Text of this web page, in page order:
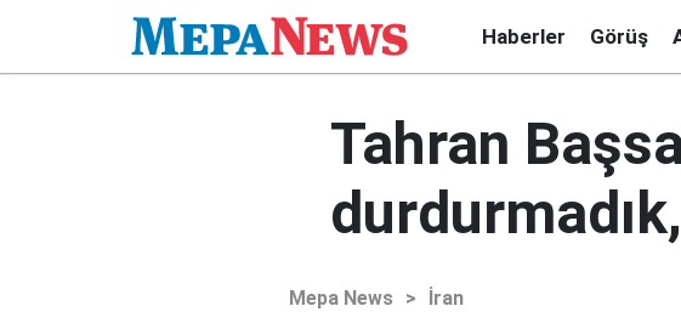
Haberler Görüş
Tahran
Mepa News > İran